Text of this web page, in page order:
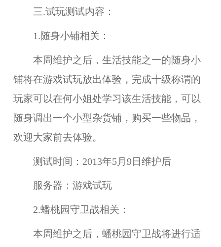
三.试玩测试内容：
1.随身小铺相关：
本周维护之后，生活技能之一的随身小
铺将在游戏试玩放出体验，完成十级称谓的
玩家可以在何小姐处学习该生活技能，可以
随身调出一个小型杂货铺，购买一些物品，
欢迎大家前去体验。
测试时间： 2013年5月9日维护后
服务器： 游戏试玩
2.蟠桃园守卫战相关：
本周维护之后， 蟠桃园守卫战将进行适